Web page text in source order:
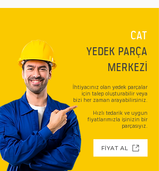
CAT
YEDEK PARÇA
MERKEZİ
İhtiyacınız olan yedek parçalar
için talep oluşturabilir veya
bizi her zaman arayabilirsiniz.
Hızlı tedarik ve uygun
fiyatlarımızla işinizin bir
parçasıyız.
FİYAT AL